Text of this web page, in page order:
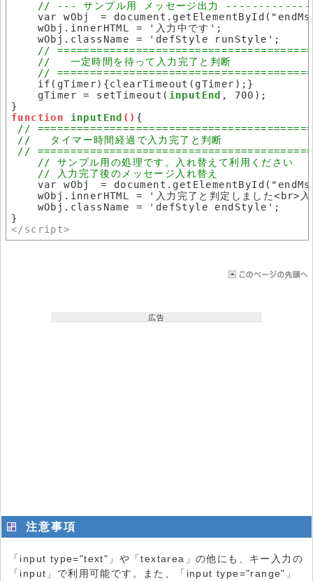
    var wObj	= document.getElementById("endMsg");
    wObj.innerHTML = '入力中です';
    wObj.className = 'defStyle runStyle';
    if(gTimer){clearTimeout(gTimer);}
    gTimer = setTimeout(
inputEnd , 700);
function inputEnd () {
    var wObj	= document.getElementById("endMsg");
wObj.innerHTML = '入力完了と判定しました
    wObj.className = 'defStyle endStyle';
</script>
広告
注意事項
「input type="text"」や「textarea」の他にも、キー入力の
「input」で利用可能です。また、「input type="range"」